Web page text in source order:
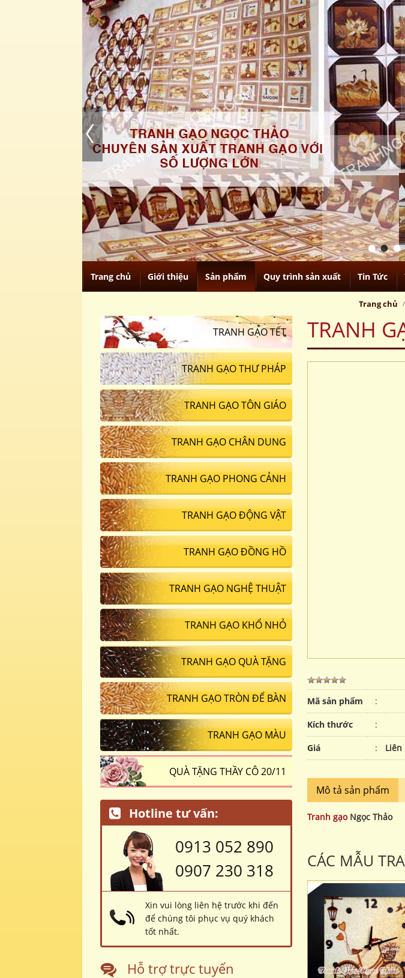
Trang chủ Giới thiệu Sản phẩm Quy trình sản xuất Tin Tức
Trang chủ
TRANH
Mã sản phẩm :
Kích thước :
Giá : Liên
Mô tả sản phẩm
Tranh gạo Ngọc Thảo
CÁC MẪU
TRANH GẠO TẾT
TRANH GẠO THƯ PHÁP
TRANH GẠO TÔN GIÁO
TRANH GẠO CHÂN DUNG
TRANH GẠO PHONG CẢNH
TRANH GẠO ĐỘNG VẬT
TRANH GẠO ĐỒNG HỒ
TRANH GẠO NGHỆ THUẬT
TRANH GẠO KHỔ NHỎ
TRANH GẠO QUÀ TẶNG
TRANH GẠO TRÒN ĐỂ BÀN
TRANH GẠO MÀU
QUÀ TẶNG THẦY CÔ 20/11
Hotline tư vấn:
0913 052 890
0907 230 318
Xin vui lòng liên hệ trước khi đến
để chúng tôi phục vụ quý khách
tốt nhất.
Hỗ trợ trực tuyến